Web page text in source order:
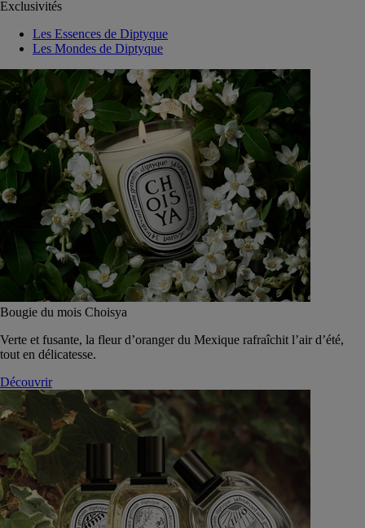
Exclusivités
Les Essences de Diptyque
Les Mondes de Diptyque
Bougie du mois Choisya
Verte et fusante, la fleur d’oranger du Mexique rafraîchit l’air d’été,
tout en délicatesse.
Découvrir